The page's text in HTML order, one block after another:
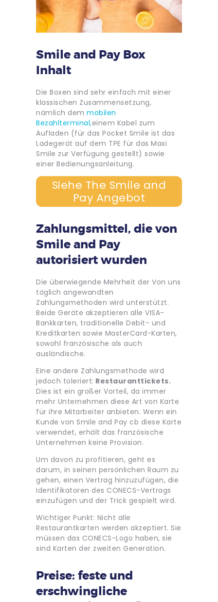
Smile and Pay Box
Inhalt
Die Boxen sind sehr einfach mit einer
klassischen Zusammensetzung,
nämlich dem mobilen
Bezahlterminal,einem Kabel zum
Aufladen (für das Pocket Smile ist das
Ladegerät auf dem TPE für das Maxi
Smile zur Verfügung gestellt) sowie
einer Bedienungsanleitung.
Siehe The Smile and
Pay Angebot
Zahlungsmittel, die von
Smile and Pay
autorisiert wurden
Die überwiegende Mehrheit der Von uns
täglich angewandten
Zahlungsmethoden wird unterstützt.
Beide Geräte akzeptieren alle VISA-
Bankkarten, traditionelle Debit- und
Kreditkarten sowie MasterCard-Karten,
sowohl französische als auch
ausländische.
Eine andere Zahlungsmethode wird
jedoch toleriert: Restauranttickets.
Dies ist ein großer Vorteil, da immer
mehr Unternehmen diese Art von Karte
für ihre Mitarbeiter anbieten. Wenn ein
Kunde von Smile and Pay cb diese Karte
verwendet, erhält das französische
Unternehmen keine Provision.
Um davon zu profitieren, geht es
darum, in seinen persönlichen Raum zu
gehen, einen Vertrag hinzuzufügen, die
Identifikatoren des CONECS-Vertrags
einzufügen und der Trick gespielt wird.
Wichtiger Punkt: Nicht alle
Restaurantkarten werden akzeptiert. Sie
müssen das CONECS-Logo haben, sie
sind Karten der zweiten Generation.
Preise: feste und
erschwingliche